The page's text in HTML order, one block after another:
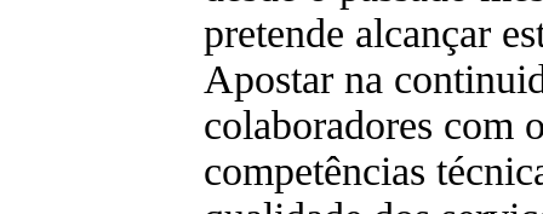
pretende alcançar
Apostar na
colaboradores com
competências